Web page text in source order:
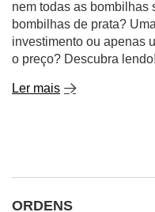
A erva-mate não é
um estilo de vida e um
estão a começar a
mate, certamente sabe
preparar e consumir a
o preço? Descubra lendo!